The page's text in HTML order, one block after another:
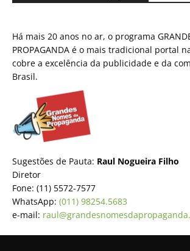
Há mais 20 anos no ar, o programa
PROPAGANDA é o mais tradicional portal
cobre a excelência da publicidade e da
Brasil.
Sugestões de Pauta: Raul Nogueira Filho
Diretor
Fone: (11) 5572-7577
WhatsApp: (011) 98254.5683
e-mail: